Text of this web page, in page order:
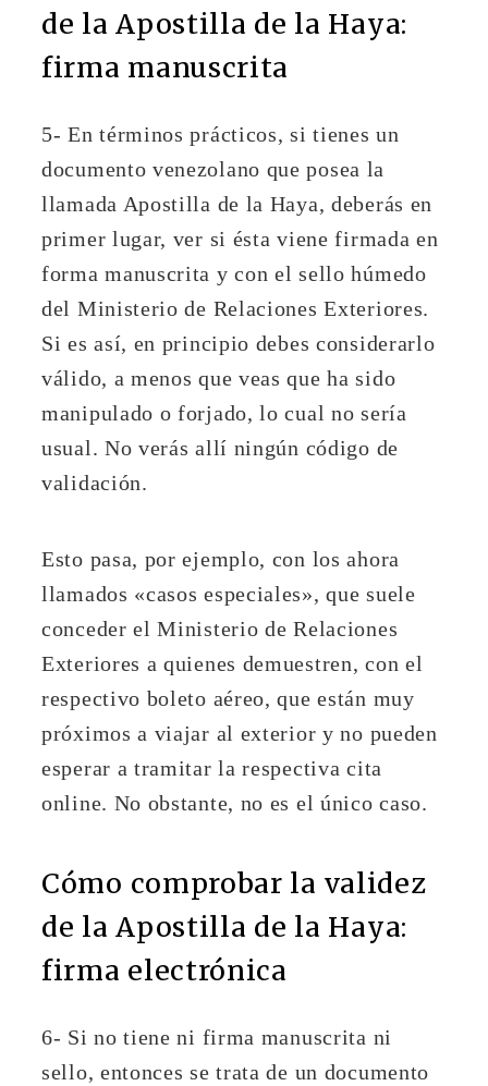
de la Apostilla de la Haya:
firma manuscrita
5- En términos prácticos, si tienes un
documento venezolano que posea la
llamada Apostilla de la Haya, deberás en
primer lugar, ver si ésta viene firmada en
forma manuscrita y con el sello húmedo
del Ministerio de Relaciones Exteriores.
Si es así, en principio debes considerarlo
válido, a menos que veas que ha sido
manipulado o forjado, lo cual no sería
usual. No verás allí ningún código de
validación.
Esto pasa, por ejemplo, con los ahora
llamados «casos especiales», que suele
conceder el Ministerio de Relaciones
Exteriores a quienes demuestren, con el
respectivo boleto aéreo, que están muy
próximos a viajar al exterior y no pueden
esperar a tramitar la respectiva cita
online. No obstante, no es el único caso.
Cómo comprobar la validez
de la Apostilla de la Haya:
firma electrónica
6- Si no tiene ni firma manuscrita ni
sello, entonces se trata de un documento